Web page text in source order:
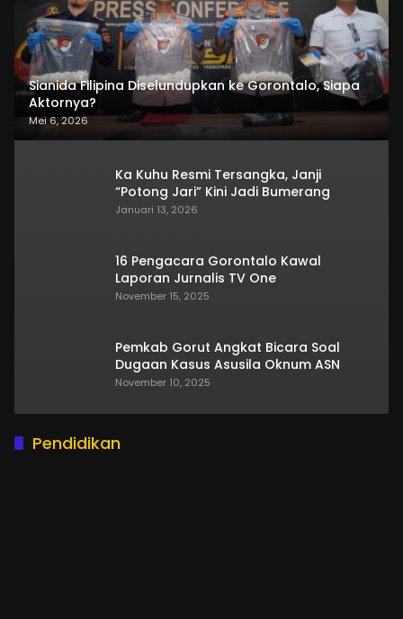
Sianida Filipina Diselundupkan ke Gorontalo, Siapa
Aktornya?
Mei 6, 2026
Ka Kuhu Resmi Tersangka, Janji
“Potong Jari” Kini Jadi Bumerang
Januari 13, 2026
16 Pengacara Gorontalo Kawal
Laporan Jurnalis TV One
November 15, 2025
Pemkab Gorut Angkat Bicara Soal
Dugaan Kasus Asusila Oknum ASN
November 10, 2025
Pendidikan